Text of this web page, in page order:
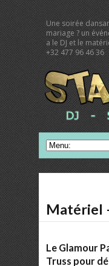
Une soirée
mariage ? un
a le DJ et le
+32 477 96 46 36
Matériel
Le Glamour
Truss pour